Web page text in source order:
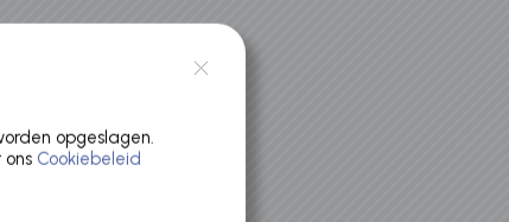
opgeslagen.
Cookiebeleid